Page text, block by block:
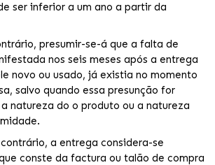
ser inferior a um ano a partir da
presumir-se-á que a falta de
nos seis meses após a entrega
novo ou usado, já existia no momento
salvo quando essa presunção for
natureza do o produto ou a natureza
a entrega considera-se
conste da factura ou talão de compra